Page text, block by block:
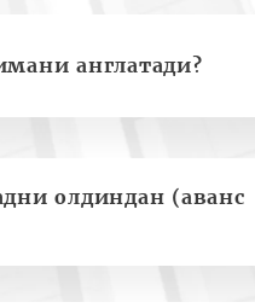
англатади?
олдиндан (аванс